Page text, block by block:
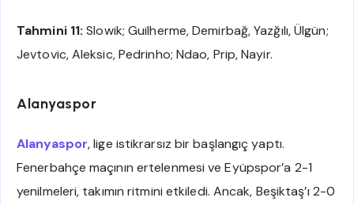
Tahmini 11: Slowik; Guilherme, Demirbağ, Yazğılı, Ülgün;
Jevtovic, Aleksic, Pedrinho; Ndao, Prip, Nayir.
Alanyaspor
Alanyaspor, lige istikrarsız bir başlangıç yaptı.
Fenerbahçe maçının ertelenmesi ve Eyüpspor’a 2-1
yenilmeleri, takımın ritmini etkiledi. Ancak, Beşiktaş’ı 2-0